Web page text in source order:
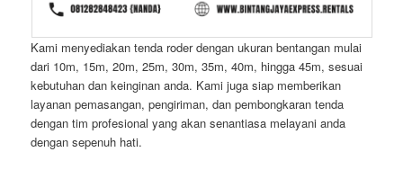
Kami menyediakan tenda roder dengan ukuran bentangan mulai
dari 10m, 15m, 20m, 25m, 30m, 35m, 40m, hingga 45m, sesuai
kebutuhan dan keinginan anda. Kami juga siap memberikan
layanan pemasangan, pengiriman, dan pembongkaran tenda
dengan tim profesional yang akan senantiasa melayani anda
dengan sepenuh hati.